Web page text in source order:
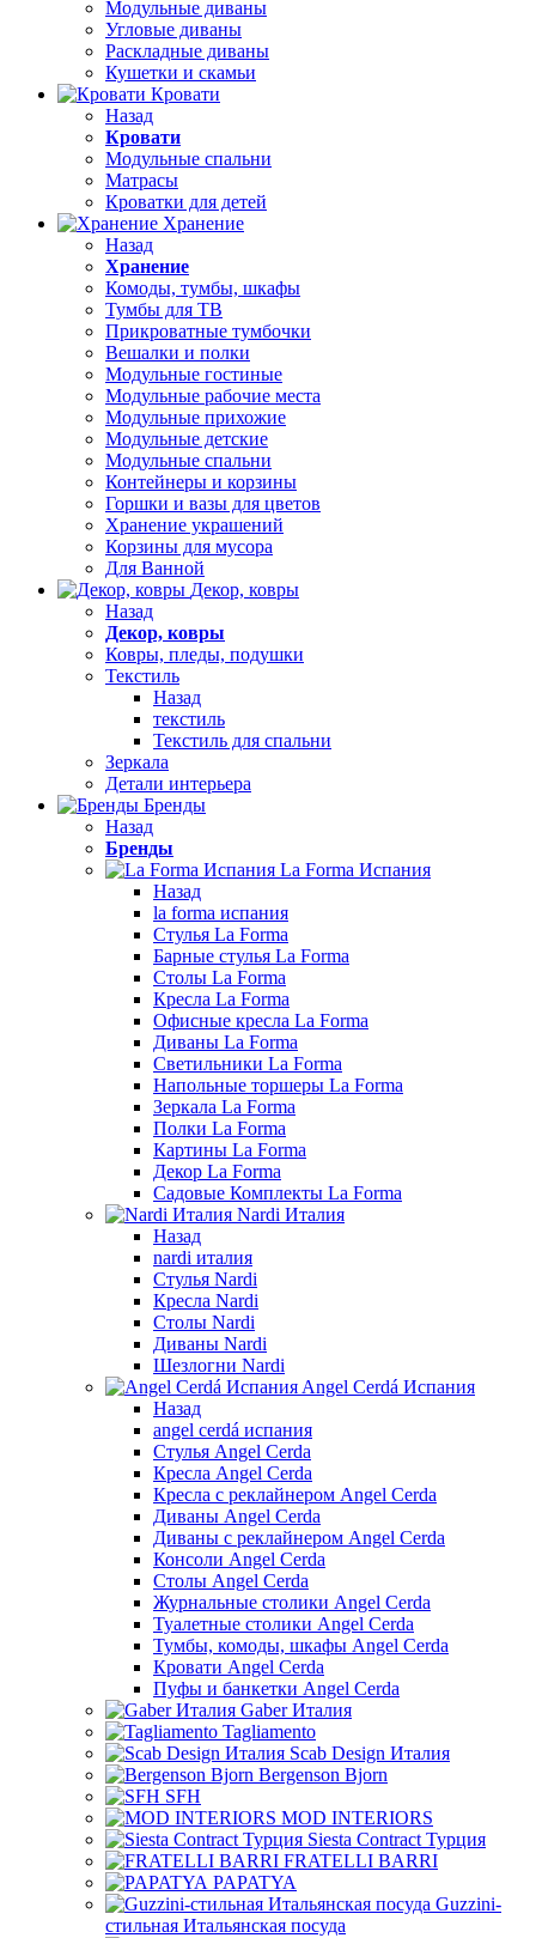
Модульные диваны
Угловые диваны
Раскладные диваны
Кушетки и скамьи
Кровати
Назад
Кровати
Модульные спальни
Матрасы
Кроватки для детей
Хранение
Назад
Хранение
Комоды, тумбы, шкафы
Тумбы для ТВ
Прикроватные тумбочки
Вешалки и полки
Модульные гостиные
Модульные рабочие места
Модульные прихожие
Модульные детские
Модульные спальни
Контейнеры и корзины
Горшки и вазы для цветов
Хранение украшений
Корзины для мусора
Для Ванной
Декор, ковры
Назад
Декор, ковры
Ковры, пледы, подушки
Текстиль
Назад
текстиль
Текстиль для спальни
Зеркала
Детали интерьера
Бренды
Назад
Бренды
La Forma Испания
Назад
la forma испания
Стулья La Forma
Барные стулья La Forma
Столы La Forma
Кресла La Forma
Офисные кресла La Forma
Диваны La Forma
Светильники La Forma
Напольные торшеры La Forma
Зеркала La Forma
Полки La Forma
Картины La Forma
Декор La Forma
Садовые Комплекты La Forma
Nardi Италия
Назад
nardi италия
Стулья Nardi
Кресла Nardi
Столы Nardi
Диваны Nardi
Шезлогни Nardi
Angel Cerdá Испания
Назад
angel cerdá испания
Стулья Angel Cerda
Кресла Angel Cerda
Кресла с реклайнером Angel Cerda
Диваны Angel Cerda
Диваны с реклайнером Angel Cerda
Консоли Angel Cerda
Столы Angel Cerda
Журнальные столики Angel Cerda
Туалетные столики Angel Cerda
Тумбы, комоды, шкафы Angel Cerda
Кровати Angel Cerda
Пуфы и банкетки Angel Cerda
Gaber Италия
Tagliamento
Scab Design Италия
Bergenson Bjorn
SFH
MOD INTERIORS
Siesta Contract Турция
FRATELLI BARRI
PAPATYA
Guzzini-
стильная Итальянская посуда